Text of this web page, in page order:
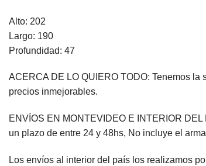
Alto: 202
Largo: 190
Profundidad: 47
ACERCA DE LO QUIERO TODO: Tenemos
precios inmejorables.
ENVÍOS EN MONTEVIDEO E INTERIOR
un plazo de entre 24 y 48hs, No incluye el
Los envíos al interior del país los realizamos